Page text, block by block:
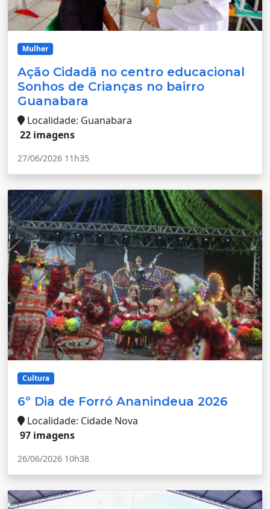
Mulher
Ação Cidadã no centro educacional
Sonhos de Crianças no bairro
Guanabara
Localidade: Guanabara
22 imagens
27/06/2026 11h35
Cultura
6º Dia de Forró Ananindeua 2026
Localidade: Cidade Nova
97 imagens
26/06/2026 10h38